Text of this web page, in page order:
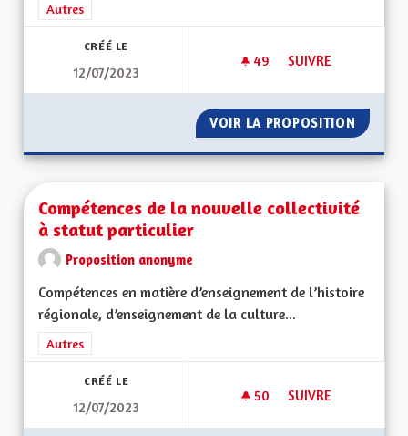
Filtrer les résultats de la catégorie : Autres
Autres
CRÉÉ LE
12/07/2023
49 49 ABONNÉS
SUIVRE
VOIR LA PROPOSITION
Compétences de la nouvelle collectivité
à statut particulier
Proposition anonyme
Compétences en matière d’enseignement de l’histoire
régionale, d’enseignement de la culture...
Filtrer les résultats de la catégorie : Autres
Autres
CRÉÉ LE
12/07/2023
50 50 ABONNÉS
SUIVRE